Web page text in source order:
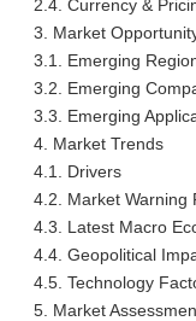
2.4. Currency &
3. Market
3.1. Emerging
3.2. Emerging
3.3. Emerging
4. Market Trends
4.1. Drivers
4.2. Market Warning
4.3. Latest Macro
4.4. Geopolitical
4.5. Technology
5. Market